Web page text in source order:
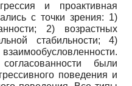
и проактивная
с точки зрения: 1)
2) возрастных
стабильности; 4)
были
поведения и